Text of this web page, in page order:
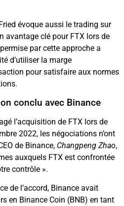
évoque aussi le trading sur
avantage clé pour FTX lors de
par cette approche a
d’utiliser la marge
pour satisfaire aux normes
conclu avec Binance
l’acquisition de FTX lors de
2022, les négociations n’ont
de Binance, Changpeng Zhao,
auxquels FTX est confrontée
contrôle ».
de l’accord, Binance avait
en Binance Coin (BNB) en tant